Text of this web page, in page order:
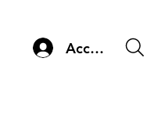
Accedi